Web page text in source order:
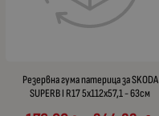
Резервна гума патерица за SKODA
SUPERB I R17 5x112x57,1 - 63см